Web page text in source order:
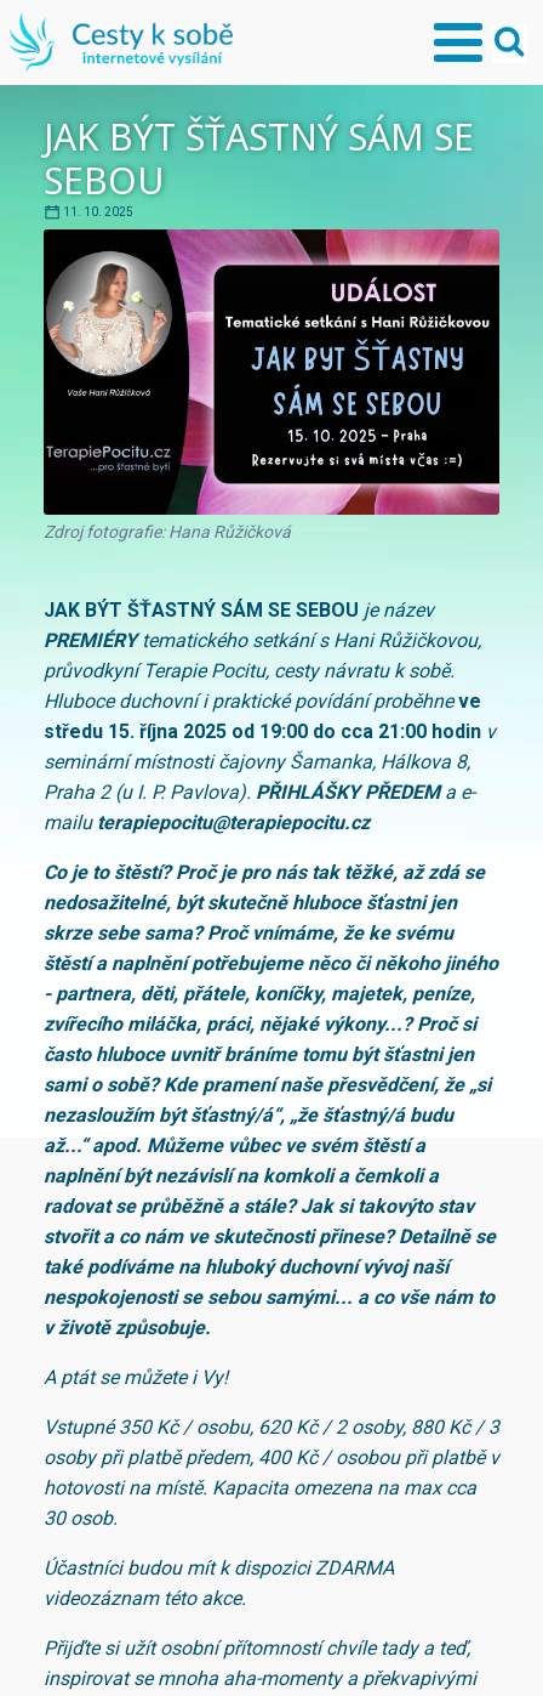
JAK BÝT ŠŤASTNÝ SÁM SE
SEBOU
11. 10. 2025
Zdroj fotografie: Hana Růžičková
JAK BÝT ŠŤASTNÝ SÁM SE SEBOU je název
PREMIÉRYtematického setkání s Hani Růžičkovou,
průvodkyní Terapie Pocitu, cesty návratu k sobě.
Hluboce duchovní i praktické povídání proběhneve
středu 15. října 2025 od 19:00 do cca 21:00 hodin v
seminární místnosti čajovny Šamanka, Hálkova 8,
Praha 2 (u I. P. Pavlova). PŘIHLÁŠKY PŘEDEMa e-
mailu terapiepocitu@terapiepocitu.cz
Co je to štěstí? Proč je pro nás tak těžké, až zdá se
nedosažitelné, být skutečně hluboce šťastni jen
skrze sebe sama? Proč vnímáme, že ke svému
štěstí a naplnění potřebujeme něco či někoho jiného
- partnera, děti, přátele, koníčky, majetek, peníze,
zvířecího miláčka, práci, nějaké výkony...? Proč si
často hluboce uvnitř bráníme tomu být šťastni jen
sami o sobě? Kde pramení naše přesvědčení, že „si
nezasloužím být šťastný/á“, „že šťastný/á budu
až...“ apod. Můžeme vůbec ve svém štěstí a
naplnění být nezávislí na komkoli a čemkoli a
radovat se průběžně a stále? Jak si takovýto stav
stvořit a co nám ve skutečnosti přinese? Detailně se
také podíváme na hluboký duchovní vývoj naší
nespokojenosti se sebou samými... a co vše nám to
v životě způsobuje.
A ptát se můžete i Vy!
Vstupné 350 Kč / osobu, 620 Kč / 2 osoby, 880 Kč / 3
osoby při platbě předem, 400 Kč / osobou při platbě v
hotovosti na místě. Kapacita omezena na max cca
30 osob.
Účastníci budou mít k dispozici ZDARMA
videozáznam této akce.
Přijďte si užít osobní přítomností chvíle tady a teď,
inspirovat se mnoha aha-momenty a překvapivými